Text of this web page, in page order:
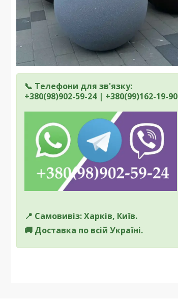
📞 Телефони для зв'язку:
+380(98)902-59-24 | +380(99)162-19-90
📍 Самовивіз: Харків, Київ.
🚚 Доставка по всій Україні.